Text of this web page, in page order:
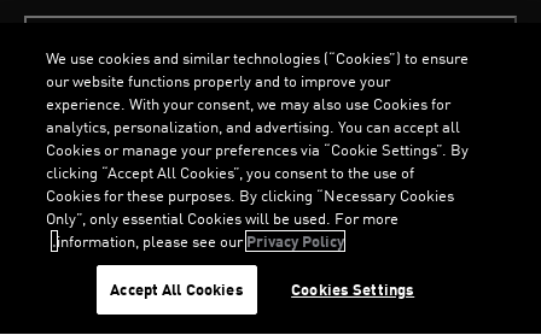
L
O
A
D
I
N
G
.
..ملفات تعريف الارتباطسياسة الخصوصيةImprint
العربية
جميع الحقوق محفوظة © PUMA, 2026
We use cookies and similar technologies (“Cookies”) to ensure
our website functions properly and to improve your
experience. With your consent, we may also use Cookies for
analytics, personalization, and advertising. You can accept all
Cookies or manage your preferences via “Cookie Settings”. By
clicking “Accept All Cookies”, you consent to the use of
Cookies for these purposes. By clicking “Necessary Cookies
Only”, only essential Cookies will be used. For more
information, please see ourPrivacy Policy.
Cookies Settings
Accept All Cookies